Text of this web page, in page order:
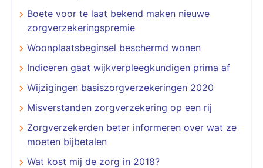
Boete voor te laat bekend maken nieuwe
zorgverzekeringspremie
Woonplaatsbeginsel beschermd wonen
Indiceren gaat wijkverpleegkundigen prima af
Wijzigingen basiszorgverzekeringen 2020
Misverstanden zorgverzekering op een rij
Zorgverzekerden beter informeren over wat ze
moeten bijbetalen
Wat kost mij de zorg in 2018?